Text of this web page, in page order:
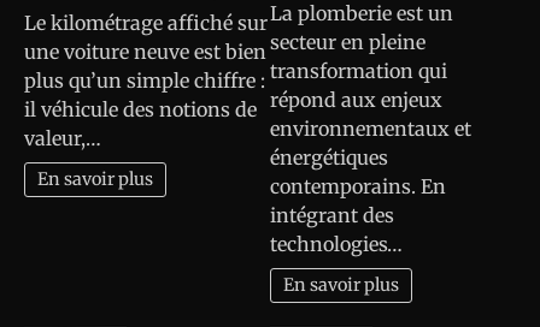
Le kilométrage affiché sur
une voiture neuve est bien
plus qu’un simple chiffre :
il véhicule des notions de
valeur,…
En savoir plus
La plomberie est un
secteur en pleine
transformation qui
répond aux enjeux
environnementaux et
énergétiques
contemporains. En
intégrant des
technologies…
En savoir plus